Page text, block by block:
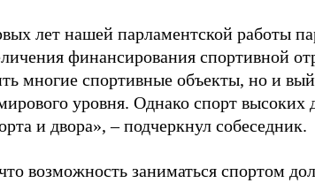
лет нашей парламентской работы
финансирования спортивной
многие спортивные объекты, но и
уровня. Однако спорт высоких
и двора», – подчеркнул собеседник.
возможность заниматься спортом